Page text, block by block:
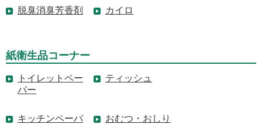
脱臭消臭芳香剤 カイロ
紙衛生品コーナー
トイレットペー
パー
ティッシュ
キッチンペーパ
おむつ・おしり